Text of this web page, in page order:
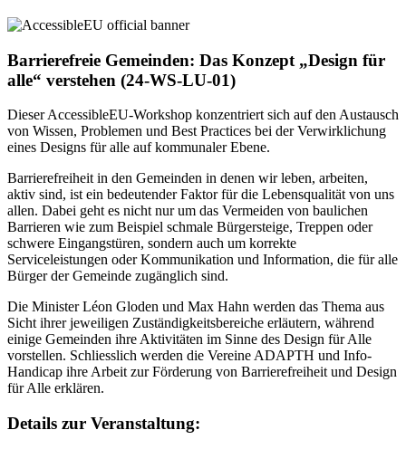
Barrierefreie Gemeinden: Das Konzept „Design für
alle“ verstehen (24-WS-LU-01)
Dieser AccessibleEU-Workshop konzentriert sich auf den Austausch
von Wissen, Problemen und Best Practices bei der Verwirklichung
eines Designs für alle auf kommunaler Ebene.
Barrierefreiheit in den Gemeinden in denen wir leben, arbeiten,
aktiv sind, ist ein bedeutender Faktor für die Lebensqualität von uns
allen. Dabei geht es nicht nur um das Vermeiden von baulichen
Barrieren wie zum Beispiel schmale Bürgersteige, Treppen oder
schwere Eingangstüren, sondern auch um korrekte
Serviceleistungen oder Kommunikation und Information, die für alle
Bürger der Gemeinde zugänglich sind.
Die Minister Léon Gloden und Max Hahn werden das Thema aus
Sicht ihrer jeweiligen Zuständigkeitsbereiche erläutern, während
einige Gemeinden ihre Aktivitäten im Sinne des Design für Alle
vorstellen. Schliesslich werden die Vereine ADAPTH und Info-
Handicap ihre Arbeit zur Förderung von Barrierefreiheit und Design
für Alle erklären.
Details zur Veranstaltung: